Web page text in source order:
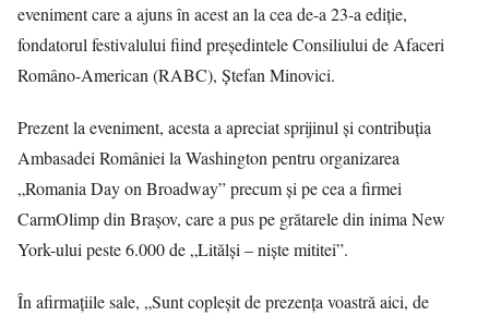
eveniment care a ajuns în acest an la cea de-a 23-a ediţie,
fondatorul festivalului fiind preşedintele Consiliului de Afaceri
Româno-American (RABC), Ştefan Minovici.
Prezent la eveniment, acesta a apreciat sprijinul şi contribuţia
Ambasadei României la Washington pentru organizarea
„Romania Day on Broadway” precum şi pe cea a firmei
CarmOlimp din Braşov, care a pus pe grătarele din inima New
York-ului peste 6.000 de „Litălşi – nişte mititei”.
În afirmaţiile sale, „Sunt copleşit de prezenţa voastră aici, de